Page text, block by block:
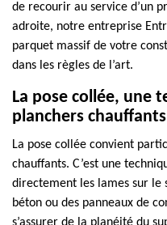
de recourir au service d’un
adroite, notre entreprise
parquet massif de votre
dans les règles de l’art.
La pose collée, une
planchers chauffants
La pose collée convient
chauffants. C’est une
directement les lames sur le
béton ou des panneaux de